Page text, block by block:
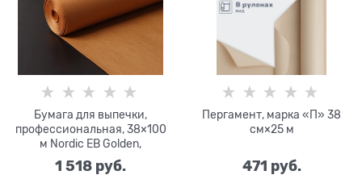
Бумага для выпечки,
профессиональная, 38×100
м Nordic EB Golden,
силиконизированная
1 518 руб.
Пергамент, марка «П» 38
см×25 м
471 руб.